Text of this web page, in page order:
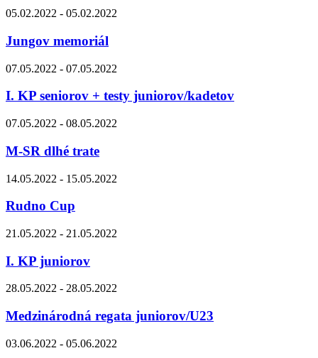
05.02.2022 - 05.02.2022
Jungov memoriál
07.05.2022 - 07.05.2022
I. KP seniorov + testy juniorov/kadetov
07.05.2022 - 08.05.2022
M-SR dlhé trate
14.05.2022 - 15.05.2022
Rudno Cup
21.05.2022 - 21.05.2022
I. KP juniorov
28.05.2022 - 28.05.2022
Medzinárodná regata juniorov/U23
03.06.2022 - 05.06.2022